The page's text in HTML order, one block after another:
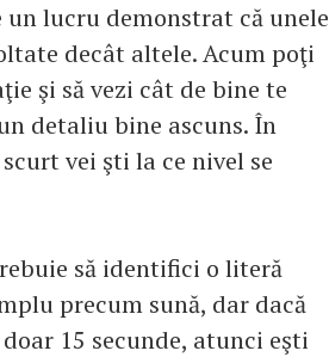
lucru demonstrat că unele
decât altele. Acum poţi
şi să vezi cât de bine te
detaliu bine ascuns. În
vei şti la ce nivel se
să identifici o literă
precum sună, dar dacă
15 secunde, atunci eşti